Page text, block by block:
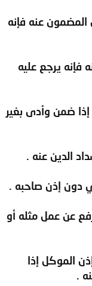
المضمون عنه فإنه
فإنه يرجع عليه
إذا ضمن وأدى بغير
عن عمل مثله أو
الموكل إذا
.